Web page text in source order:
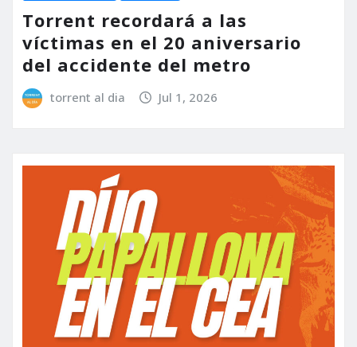
Torrent recordará a las
víctimas en el 20 aniversario
del accidente del metro
torrent al dia Jul 1, 2026